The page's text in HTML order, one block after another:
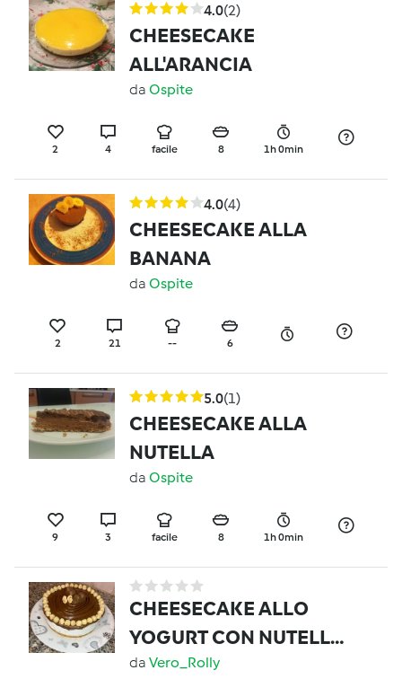
4.0(2)
CHEESECAKE
ALL'ARANCIA
da Ospite
2 4 facile 8 1h 0min
4.0(4)
CHEESECAKE ALLA
BANANA
da Ospite
2 21 -- 6
5.0(1)
CHEESECAKE ALLA
NUTELLA
da Ospite
9 3 facile 8 1h 0min
CHEESECAKE ALLO
YOGURT CON NUTELLA
E NOCCIOLE
da Vero_Rolly